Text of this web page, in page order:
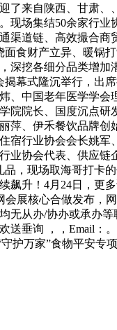
了来自陕西、甘肃
场集结50余家行
渠道链、高效撮合
食财产立异、暖锅
深挖各细分品类增
幕式隆沉举行，出
、中国老年医学学
院院长、国度沉点
、伊禾餐饮品牌创
宿行业协会会长姚
业协会代表、供应
，现场取海哥打卡
升！4月24日，更
展核心合做发布，
无从办/协办或承办
垂询 ，，Email：
护万家”食物平安专